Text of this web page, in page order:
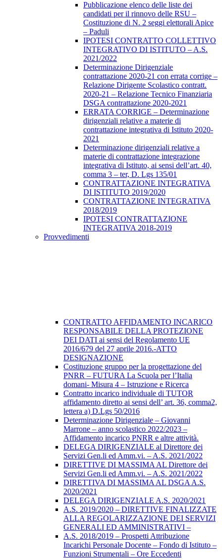
Pubblicazione elenco delle liste dei
candidati per il rinnovo delle RSU –
Costituzione di N. 2 seggi elettorali Apice
– Paduli
IPOTESI CONTRATTO COLLETTIVO
INTEGRATIVO DI ISTITUTO – A.S.
2021/2022
Determinazione Dirigenziale
contrattazione 2020-21 con errata corrige –
Relazione Dirigente Scolastico contratt.
2020-21 – Relazione Tecnico Finanziaria
DSGA contrattazione 2020-2021
ERRATA CORRIGE – Determinazione
dirigenziali relative a materie di
contrattazione integrativa di Istituto 2020-
2021
Determinazione dirigenziali relative a
materie di contrattazione integrazione
integrativa di Istituto, ai sensi dell’art. 40,
comma 3 – ter, D. Lgs 135/01
CONTRATTAZIONE INTEGRATIVA
DI ISTITUTO 2019/2020
CONTRATTAZIONE INTEGRATIVA
2018/2019
IPOTESI CONTRATTAZIONE
INTEGRATIVA 2018-2019
Provvedimenti
CONTRATTO AFFIDAMENTO INCARICO
RESPONSABILE DELLA PROTEZIONE
DEI DATI ai sensi del Regolamento UE
2016/679 del 27 aprile 2016.-ATTO
DESIGNAZIONE
Costituzione gruppo per la progettazione del
PNRR – FUTURA La Scuola per l’Italia
domani- Misura 4 – Istruzione e Ricerca
Contratto incarico individuale di TUTOR
affidamento diretto ai sensi dell’ art. 36, comma2,
lettera a) D.Lgs 50/2016
Determinazione Dirigenziale – Giovanni
Marrone – anno scolastico 2022/2023 –
Affidamento incarico PNRR e altre attività.
DELEGA DIRIGENZIALE al Direttore dei
Servizi Gen.li ed Amm.vi. – A.S. 2021/2022
DIRETTIVE DI MASSIMA AL Direttore dei
Servizi Gen.li ed Amm.vi. – A.S. 2021/2022
DIRETTIVA DI MASSIMA AL DSGA A.S.
2020/2021
DELEGA DIRIGENZIALE A.S. 2020/2021
A.S. 2019/2020 – DIRETTIVE FINALIZZATE
ALLA REGOLARIZZAZIONE DEI SERVIZI
GENERALI ED AMMINISTRATIVI –
A.S. 2018/2019 – Prospetti Attribuzione
Incarichi Personale Docente – Fondo di Istituto –
Funzioni Strumentali – Ore Eccedenti